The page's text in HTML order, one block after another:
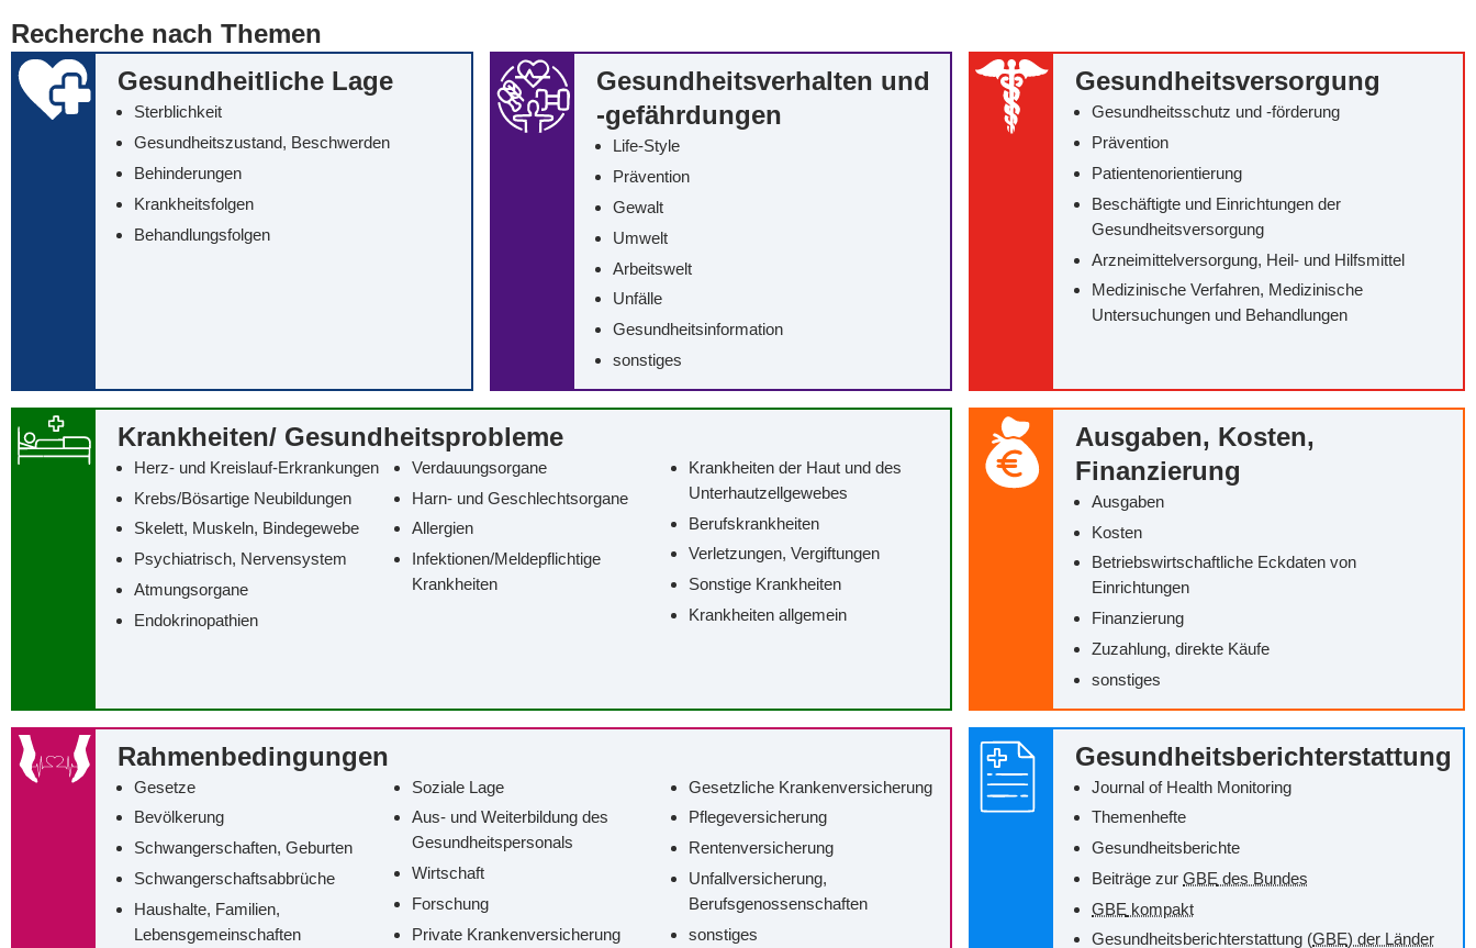
Recherche nach Themen
Gesundheitliche Lage
Sterblichkeit
Gesundheitszustand, Beschwerden
Behinderungen
Krankheitsfolgen
Behandlungsfolgen
Gesundheitsverhalten und
-gefährdungen
Life-Style
Prävention
Gewalt
Umwelt
Arbeitswelt
Unfälle
Gesundheitsinformation
sonstiges
Gesundheitsversorgung
Gesundheitsschutz und -förderung
Prävention
Patientenorientierung
Beschäftigte und Einrichtungen der
Gesundheitsversorgung
Arzneimittelversorgung, Heil- und Hilfsmittel
Medizinische Verfahren, Medizinische
Untersuchungen und Behandlungen
Krankheiten/‌ Gesundheitsprobleme
Herz- und Kreislauf-Erkrankungen
Krebs/‌Bösartige Neubildungen
Skelett, Muskeln, Bindegewebe
Psychiatrisch, Nervensystem
Atmungsorgane
Endokrinopathien
Verdauungsorgane
Harn- und Geschlechtsorgane
Allergien
Infektionen/‌Meldepflichtige
Krankheiten
Krankheiten der Haut und des
Unterhautzellgewebes
Berufskrankheiten
Verletzungen, Vergiftungen
Sonstige Krankheiten
Krankheiten allgemein
Ausgaben, Kosten,
Finanzierung
Ausgaben
Kosten
Betriebswirtschaftliche Eckdaten von
Einrichtungen
Finanzierung
Zuzahlung, direkte Käufe
sonstiges
Rahmenbedingungen
Gesetze
Bevölkerung
Schwangerschaften, Geburten
Schwangerschaftsabbrüche
Haushalte, Familien,
Lebensgemeinschaften
Soziale Lage
Aus- und Weiterbildung des
Gesundheitspersonals
Wirtschaft
Forschung
Private Krankenversicherung
Gesetzliche Krankenversicherung
Pflegeversicherung
Rentenversicherung
Unfallversicherung,
Berufsgenossenschaften
sonstiges
Gesundheitsberichterstattung
Journal of Health Monitoring
Themenhefte
Gesundheitsberichte
Beiträge zur GBE des Bundes
GBE kompakt
Gesundheitsberichterstattung (GBE) der Länder